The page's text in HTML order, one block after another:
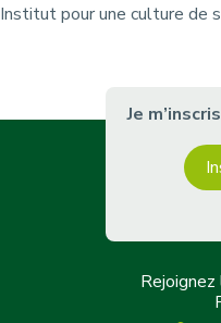
Institut pour une culture de
Je